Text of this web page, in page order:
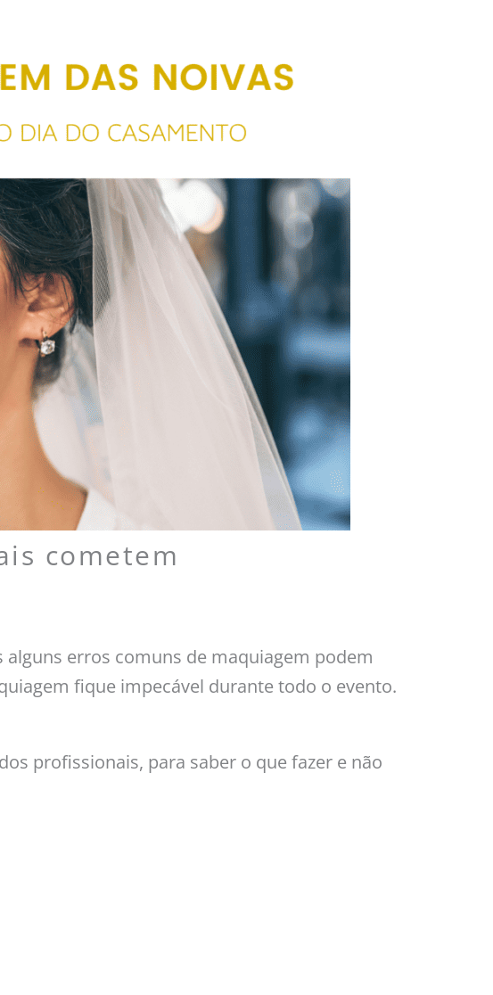
cometem
erros comuns de maquiagem podem
fique impecável durante todo o evento.
profissionais, para saber o que fazer e não